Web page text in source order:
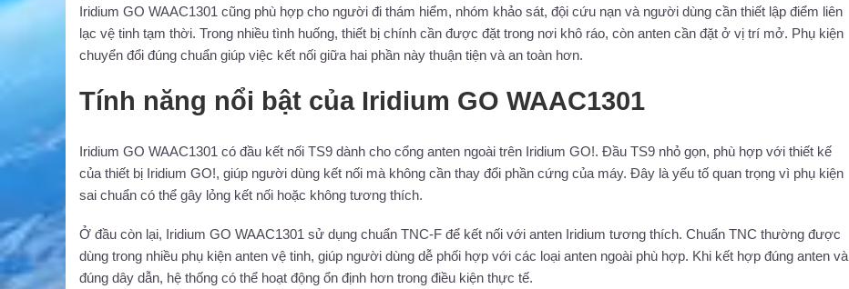
Iridium GO WAAC1301 cũng phù hợp cho người đi thám hiểm, nhóm khảo sát, đội cứu nạn và người dùng cần thiết lập điểm liên
lạc vệ tinh tạm thời. Trong nhiều tình huống, thiết bị chính cần được đặt trong nơi khô ráo, còn anten cần đặt ở vị trí mở. Phụ kiện
chuyển đổi đúng chuẩn giúp việc kết nối giữa hai phần này thuận tiện và an toàn hơn.
Tính năng nổi bật của Iridium GO WAAC1301
Iridium GO WAAC1301 có đầu kết nối TS9 dành cho cổng anten ngoài trên Iridium GO!. Đầu TS9 nhỏ gọn, phù hợp với thiết kế
của thiết bị Iridium GO!, giúp người dùng kết nối mà không cần thay đổi phần cứng của máy. Đây là yếu tố quan trọng vì phụ kiện
sai chuẩn có thể gây lỏng kết nối hoặc không tương thích.
Ở đầu còn lại, Iridium GO WAAC1301 sử dụng chuẩn TNC-F để kết nối với anten Iridium tương thích. Chuẩn TNC thường được
dùng trong nhiều phụ kiện anten vệ tinh, giúp người dùng dễ phối hợp với các loại anten ngoài phù hợp. Khi kết hợp đúng anten và
đúng dây dẫn, hệ thống có thể hoạt động ổn định hơn trong điều kiện thực tế.